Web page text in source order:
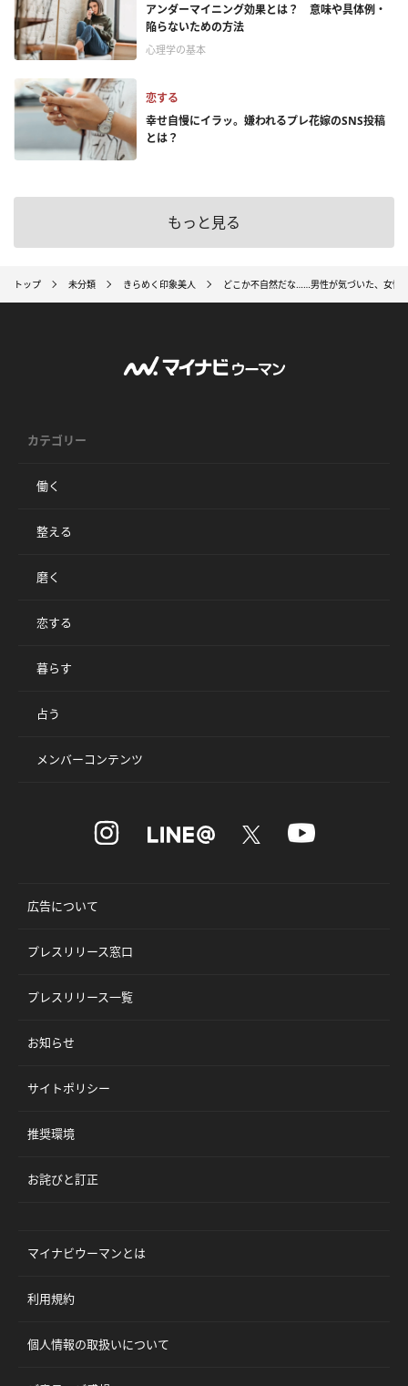
アンダーマイニング効果とは？ 意味や具体例・
陥らないための方法
心理学の基本
恋する
幸せ自慢にイラッ。嫌われるプレ花嫁のSNS投稿
とは？
もっと見る
トップ 未分類 きらめく印象美人 どこか不自然だな……男性が気づいた、女性
カテゴリー
働く
整える
磨く
恋する
暮らす
占う
メンバーコンテンツ
広告について
プレスリリース窓口
プレスリリース一覧
お知らせ
サイトポリシー
推奨環境
お詫びと訂正
マイナビウーマンとは
利用規約
個人情報の取扱いについて